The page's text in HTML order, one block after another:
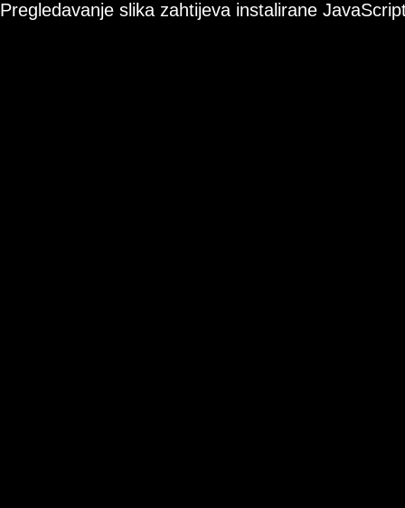
Pregledavanje slika zahtijeva instalirane